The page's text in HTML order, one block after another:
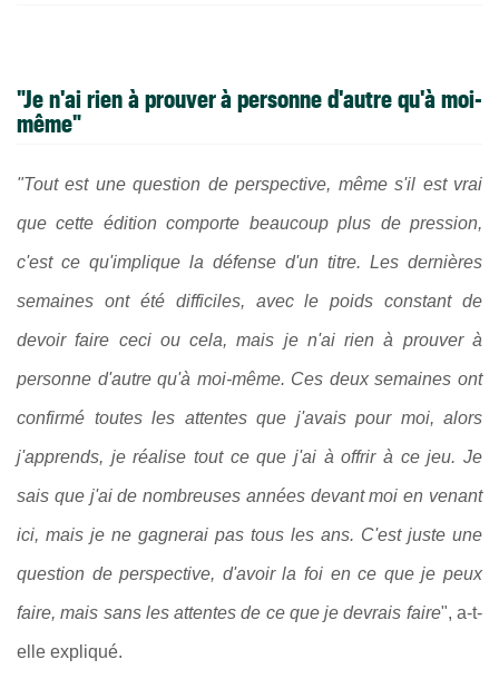
"Je n'ai rien à prouver à personne d'autre qu'à moi-
même"
"Tout est une question de perspective, même s'il est vrai
que cette édition comporte beaucoup plus de pression,
c'est ce qu'implique la défense d'un titre. Les dernières
semaines ont été difficiles, avec le poids constant de
devoir faire ceci ou cela, mais je n'ai rien à prouver à
personne d'autre qu'à moi-même. Ces deux semaines ont
confirmé toutes les attentes que j'avais pour moi, alors
j'apprends, je réalise tout ce que j'ai à offrir à ce jeu. Je
sais que j'ai de nombreuses années devant moi en venant
ici, mais je ne gagnerai pas tous les ans. C'est juste une
question de perspective, d'avoir la foi en ce que je peux
faire, mais sans les attentes de ce que je devrais faire", a-t-
elle expliqué.